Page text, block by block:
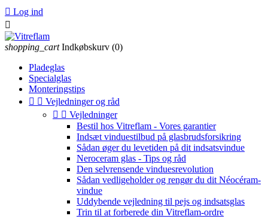
 Log ind

shopping_cart Indkøbskurv (0)
Pladeglas
Specialglas
Monteringstips
  Vejledninger og råd
  Vejledninger
Bestil hos Vitreflam - Vores garantier
Indsæt vinduestilbud på glasbrudsforsikring
Sådan øger du levetiden på dit indsatsvindue
Neroceram glas - Tips og råd
Den selvrensende vinduesrevolution
Sådan vedligeholder og rengør du dit Néocéram-
vindue
Uddybende vejledning til pejs og indsatsglas
Trin til at forberede din Vitreflam-ordre